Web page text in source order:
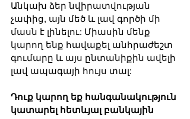
Անկախ ձեր նվիրատվության
չափից, այն մեծ և լավ գործի մի
մասն է լինելու: Միասին մենք
կարող ենք հավաքել անհրաժեշտ
գումարը և այս ընտանիքին ավելի
լավ ապագայի հույս տալ:
Դուք կարող եք հանգանակություն
կատարել հետևյալ բանկային